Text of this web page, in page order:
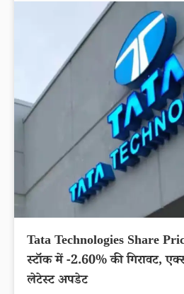
Tata Technologies Share
स्टॉक में -2.60% की गिरावट,
लेटेस्ट अपडेट